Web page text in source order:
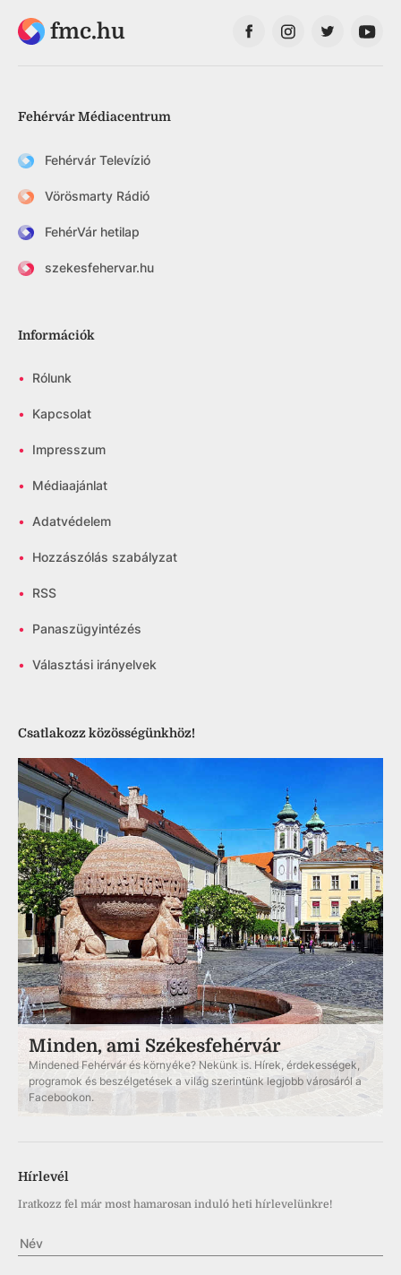
fmc.hu
Fehérvár Médiacentrum
Fehérvár Televízió
Vörösmarty Rádió
FehérVár hetilap
szekesfehervar.hu
Információk
• Rólunk
• Kapcsolat
• Impresszum
• Médiaajánlat
• Adatvédelem
• Hozzászólás szabályzat
• RSS
• Panaszügyintézés
• Választási irányelvek
Csatlakozz közösségünkhöz!
Minden, ami Székesfehérvár
Mindened Fehérvár és környéke? Nekünk is. Hírek, érdekességek,
programok és beszélgetések a világ szerintünk legjobb városáról a
Facebookon.
Hírlevél
Iratkozz fel már most hamarosan induló heti hírlevelünkre!